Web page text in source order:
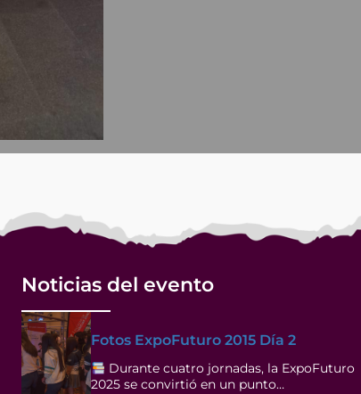
Noticias del evento
Fotos ExpoFuturo 2015 Día 2
Durante cuatro jornadas, la ExpoFuturo
2025 se convirtió en un punto…